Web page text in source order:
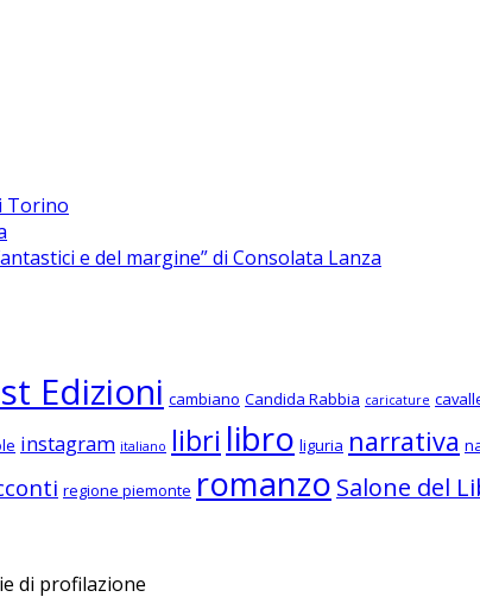
Torino
e del margine” di Consolata Lanza
Edizioni cambiano Candida Rabbia caricature
instagram italiano libri libro liguria narrativa
regione piemonte romanzo Salone del
di profilazione